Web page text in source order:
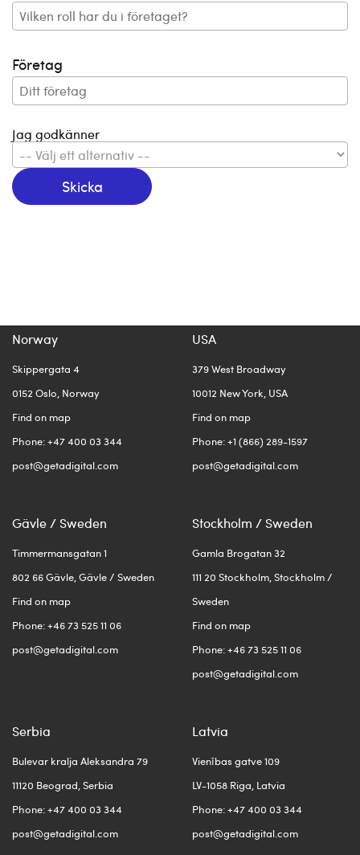
Företag
Jag godkänner
Skicka
Norway
Skippergata 4
0152 Oslo, Norway
Find on map
Phone: +47 400 03 344
post@getadigital.com
USA
379 West Broadway
10012 New York, USA
Find on map
Phone: +1 (866) 289-1597
post@getadigital.com
Gävle / Sweden
Timmermansgatan 1
802 66 Gävle, Gävle / Sweden
Find on map
Phone: +46 73 525 11 06
post@getadigital.com
Stockholm / Sweden
Gamla Brogatan 32
111 20 Stockholm, Stockholm /
Sweden
Find on map
Phone: +46 73 525 11 06
post@getadigital.com
Serbia
Bulevar kralja Aleksandra 79
11120 Beograd, Serbia
Phone: +47 400 03 344
post@getadigital.com
Latvia
Vienības gatve 109
LV-1058 Riga, Latvia
Phone: +47 400 03 344
post@getadigital.com